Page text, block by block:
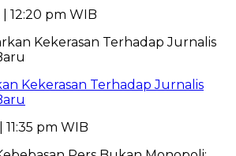
12:20 pm WIB
Kekerasan Terhadap Jurnalis
pm WIB